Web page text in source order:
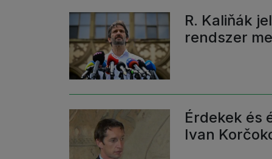
R. Kaliňák
rendszer
Érdekek és
Ivan